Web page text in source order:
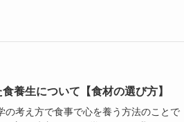
養生について【食材の選び方】
考え方で食事で心を養う方法のことで